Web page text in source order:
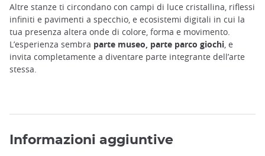
Altre stanze ti circondano con campi di luce cristallina, riflessi
infiniti e pavimenti a specchio, e ecosistemi digitali in cui la
tua presenza altera onde di colore, forma e movimento.
L’esperienza sembra parte museo, parte parco giochi , e
invita completamente a diventare parte integrante dell’arte
stessa.
Informazioni aggiuntive